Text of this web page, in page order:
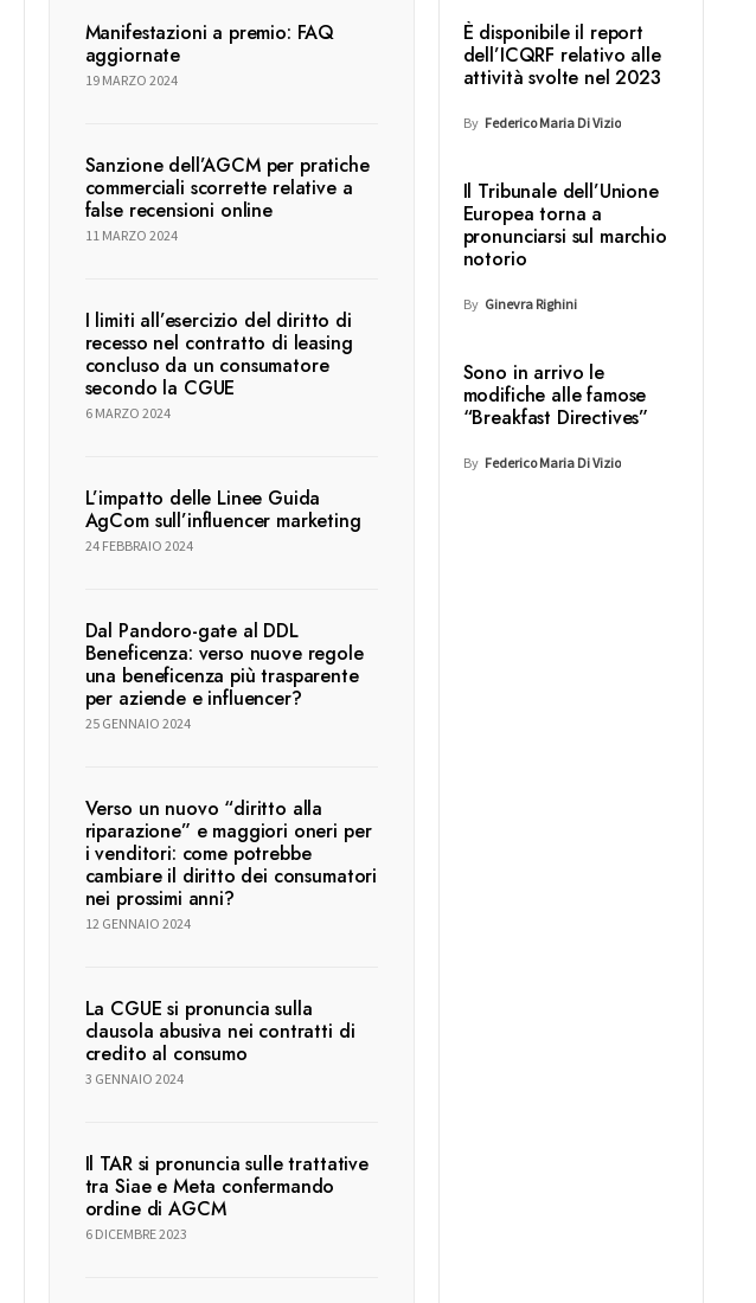
Manifestazioni a premio: FAQ
aggiornate
19 MARZO 2024
Sanzione dell’AGCM per pratiche
commerciali scorrette relative a
false recensioni online
11 MARZO 2024
I limiti all’esercizio del diritto di
recesso nel contratto di leasing
concluso da un consumatore
secondo la CGUE
6 MARZO 2024
L’impatto delle Linee Guida
AgCom sull’influencer marketing
24 FEBBRAIO 2024
Dal Pandoro-gate al DDL
Beneficenza: verso nuove regole
una beneficenza più trasparente
per aziende e influencer?
25 GENNAIO 2024
Verso un nuovo “diritto alla
riparazione” e maggiori oneri per
i venditori: come potrebbe
cambiare il diritto dei consumatori
nei prossimi anni?
12 GENNAIO 2024
La CGUE si pronuncia sulla
clausola abusiva nei contratti di
credito al consumo
3 GENNAIO 2024
Il TAR si pronuncia sulle trattative
tra Siae e Meta confermando
ordine di AGCM
6 DICEMBRE 2023
È disponibile il report
dell’ICQRF relativo alle
attività svolte nel 2023
By Federico Maria Di Vizio
Il Tribunale dell’Unione
Europea torna a
pronunciarsi sul marchio
notorio
By Ginevra Righini
Sono in arrivo le
modifiche alle famose
“Breakfast Directives”
By Federico Maria Di Vizio